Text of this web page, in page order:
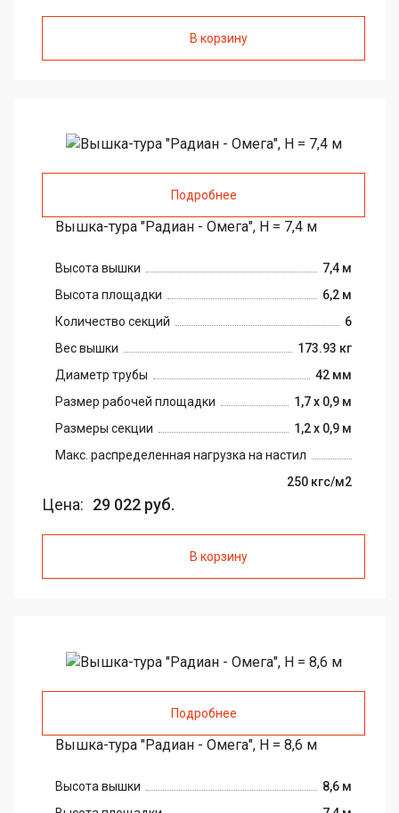
В корзину
Подробнее
Вышка-тура "Радиан - Омега", H = 7,4 м
Высота вышки
7,4 м
Высота площадки
6,2 м
Количество секций
6
Вес вышки
173.93 кг
Диаметр трубы
42 мм
Размер рабочей площадки
1,7 х 0,9 м
Размеры секции
1,2 х 0,9 м
Макс. распределенная нагрузка на настил
250 кгс/м2
Цена: 29 022 руб.
В корзину
Подробнее
Вышка-тура "Радиан - Омега", H = 8,6 м
Высота вышки
8,6 м